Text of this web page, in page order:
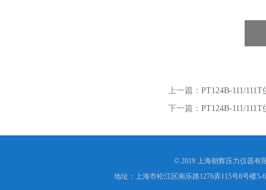
上一篇： PT124B-111/
下一篇： PT124B-111/
© 2019 上海朝辉压力仪器有
地址：上海市松江区南乐路1276弄115号8号楼5-